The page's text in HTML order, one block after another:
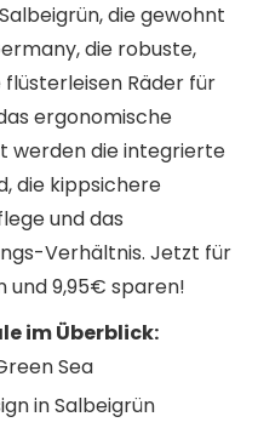
die gewohnt
die robuste,
Räder für
ergonomische
werden die integrierte
die kippsichere
und das
Verhältnis. Jetzt für
und 9,95€ sparen!
im Überblick:
Sea
in Salbeigrün